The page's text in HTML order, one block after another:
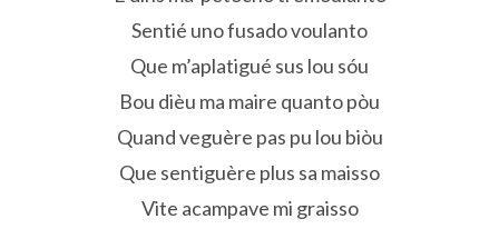
Sentié uno fusado voulanto
Que m’aplatigué sus lou sóu
Bou dièu ma maire quanto pòu
Quand veguère pas pu lou biòu
Que sentiguère plus sa maisso
Vite acampave mi graisso